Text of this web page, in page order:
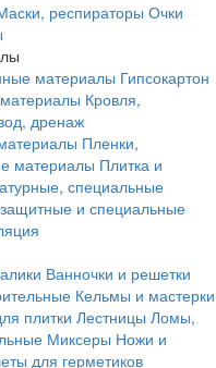
респираторы Очки
материалы Гипсокартон
Кровля,
дренаж
Пленки,
материалы Плитка и
специальные
и специальные
Ванночки и решетки
Кельмы и мастерки
плитки Лестницы Ломы,
Миксеры Ножи и
для герметиков